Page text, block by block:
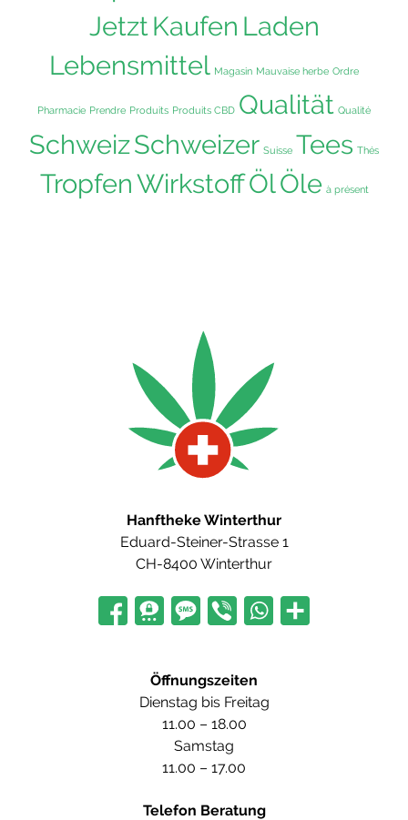
JetztKaufen Laden
Lebensmittel Magasin Mauvaise herbe Ordre
Pharmacie Prendre Produits Produits CBD Qualität Qualité
SchweizSchweizer Suisse Tees Thés
TropfenWirkstoffÖlÖle à présent
Hanftheke Winterthur
Eduard-Steiner-Strasse 1
CH-8400 Winterthur
Öffnungszeiten
Dienstag bis Freitag
11.00 – 18.00
Samstag
11.00 – 17.00
Telefon Beratung